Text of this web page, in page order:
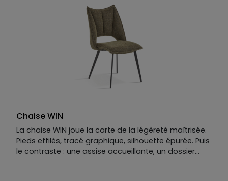
années 50 — entre Swan Chair et Beetle Chair —
pour créer une silhouette fluide et enveloppante. Sa
coque galbée épouse le corps avec douceur, tandis
que son pied central à quatre branches affirme un
caractère résolument contemporain. Disponible en
tissu ou en cuir, la chaise Chill conjugue confort,
élégance et intemporalité.
Résultat : une chaise design haut de gamme faite
Chaise WIN
La chaise WIN joue la carte de la légèreté maîtrisée.
Pieds effilés, tracé graphique, silhouette épurée. Puis
le contraste : une assise accueillante, un dossier